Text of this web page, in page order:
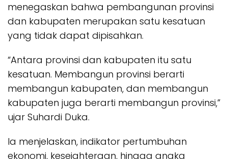
menegaskan bahwa pembangunan provinsi
dan kabupaten merupakan satu kesatuan
yang tidak dapat dipisahkan.
“Antara provinsi dan kabupaten itu satu
kesatuan. Membangun provinsi berarti
membangun kabupaten, dan membangun
kabupaten juga berarti membangun provinsi,”
ujar Suhardi Duka.
Ia menjelaskan, indikator pertumbuhan
ekonomi, kesejahteraan, hingga angka